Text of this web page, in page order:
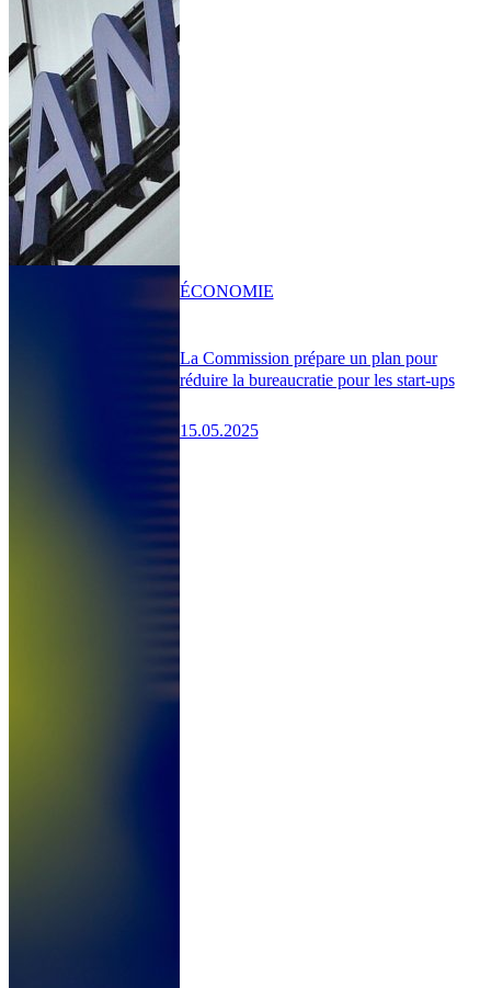
La Commission prépare un plan pour
réduire la bureaucratie pour les start-ups
15.05.2025
ÉCONOMIE